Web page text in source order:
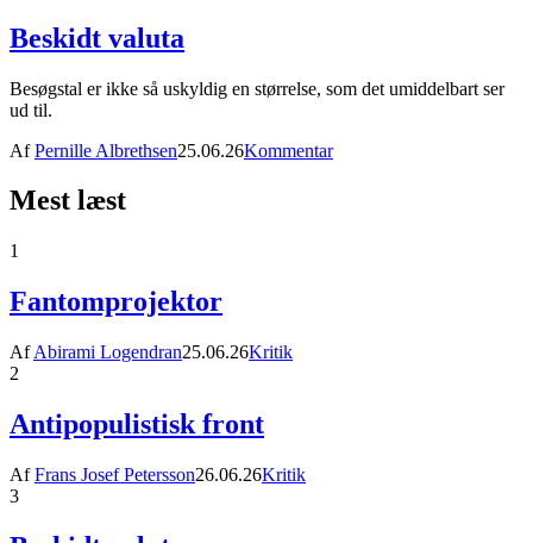
Beskidt valuta
Besøgstal er ikke så uskyldig en størrelse, som det umiddelbart ser
ud til.
AfPernille Albrethsen25.06.26Kommentar
Mest læst
1
Fantomprojektor
AfAbirami Logendran25.06.26Kritik
2
Antipopulistisk front
AfFrans Josef Petersson26.06.26Kritik
3